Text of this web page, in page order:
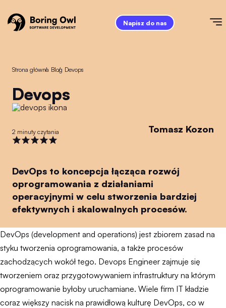
Napisz do nas
Strona główna
/ Blog
/ devops
devops
2 minuty czytania Tomasz Kozon
DevOps to koncepcja łącząca rozwój
oprogramowania z działaniami
operacyjnymi w celu stworzenia bardziej
efektywnych i skalowalnych procesów.
DevOps (development and operations) jest zbiorem zasad na
styku tworzenia oprogramowania, a także procesów
zachodzących wokół tego. Devops Engineer zajmuje się
tworzeniem oraz przygotowywaniem infrastruktury na którym
oprogramowanie byłoby uruchamiane. Wiele firm IT kładzie
coraz większy nacisk na prawidłową kulturę DevOps, co w